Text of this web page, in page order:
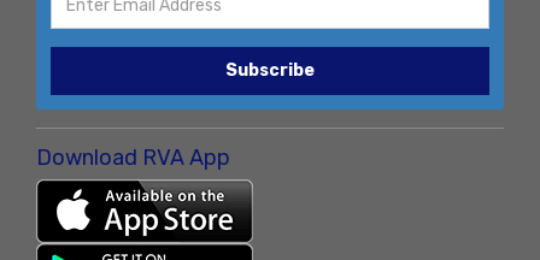
Subscribe
Download RVA App